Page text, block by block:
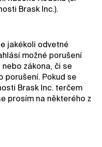
Brask Inc.).
jakékoli odvetné
možné porušení
zákona, či se
porušení. Pokud se
Brask Inc. terčem
prosím na některého z